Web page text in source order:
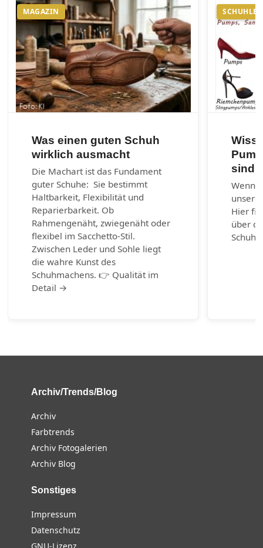
MAGAZIN
Was einen guten Schuh
wirklich ausmacht
Die Machart ist das Fundament
guter Schuhe: Sie bestimmt
Haltbarkeit, Flexibilität und
Reparierbarkeit. Ob
Rahmengenäht, zwiegenäht oder
flexibel im Sacchetto-Stil.
Zwischen Leder und Sohle liegt
die wahre Kunst des
Schuhmachens. 👉 Qualität im
Detail →
sind?
Wenn
Hier
über
Archiv/Trends/Blog
Archiv
Farbtrends
Archiv Fotogalerien
Archiv Blog
Sonstiges
Impressum
Datenschutz